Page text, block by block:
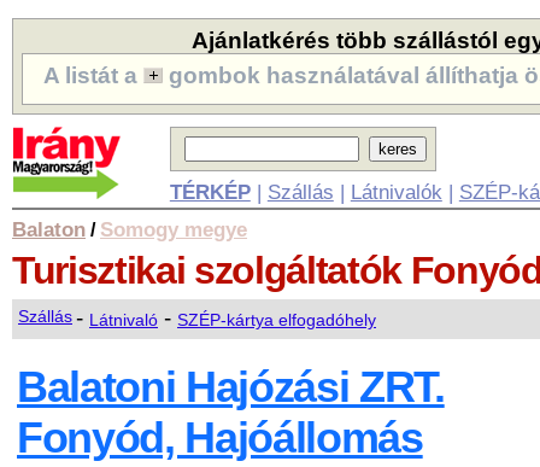
Ajánlatkérés több szállástól
A listát a
gombok használatával állíthatja
TÉRKÉP| Szállás | Látnivalók | SZÉP-
Balaton / Somogy megye
Turisztikai szolgáltatók
Szállás- Látnivaló - SZÉP-kártya elfogadóhely
Balatoni Hajózási ZRT.
Fonyód, Hajóállomás